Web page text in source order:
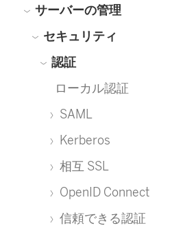
サーバーの管理
セキュリティ
認証
ローカル認証
SAML
Kerberos
相互 SSL
OpenID Connect
信頼できる認証